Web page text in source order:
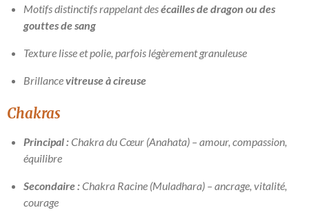
Motifs distinctifs rappelant desécailles de dragon ou des
gouttes de sang
Texture lisse et polie, parfois légèrement granuleuse
Brillancevitreuse à cireuse
Chakras
Principal :Chakra du Cœur (Anahata) – amour, compassion,
équilibre
Secondaire :Chakra Racine (Muladhara) – ancrage, vitalité,
courage